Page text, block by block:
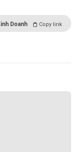
Doanh Copy link